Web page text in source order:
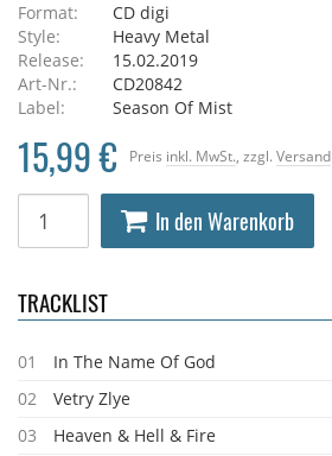
Format:
CD digi
Style:
Heavy Metal
Release:
15.02.2019
Art-Nr.:
CD20842
Label:
Season Of Mist
Preis inkl. MwSt. , zzgl. Versand
15,99 €
In den Warenkorb
TRACKLIST
01
In The Name Of God
02
Vetry Zlye
03
Heaven & Hell & Fire